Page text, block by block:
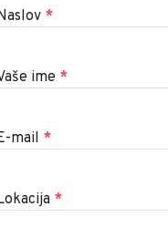
*
ime *
mail *
*